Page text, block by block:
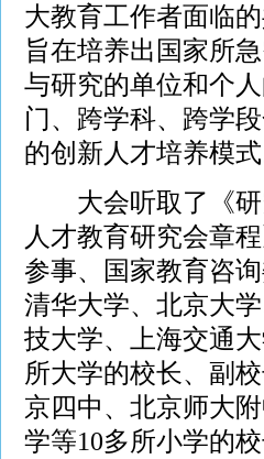
大教育工作者面临
旨在培养出国家所
与研究的单位和个
门、跨学科、跨学
的创新人才培养模式
大会听取了《研
人才教育研究会章
参事、国家教育咨
清华大学、北京大
技大学、上海交通
所大学的校长、副
京四中、北京师大
学等10多所小学的